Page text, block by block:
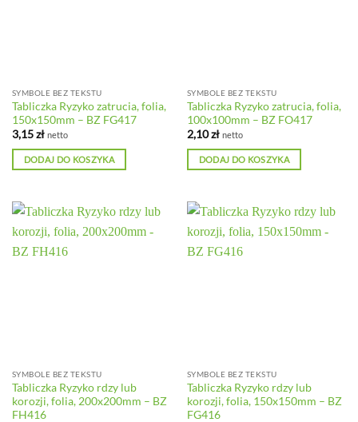
SYMBOLE BEZ TEKSTU
Tabliczka Ryzyko zatrucia, folia,
150x150mm – BZ FG417
3,15zł netto
DODAJ DO KOSZYKA
SYMBOLE BEZ TEKSTU
Tabliczka Ryzyko zatrucia, folia,
100x100mm – BZ FO417
2,10zł netto
DODAJ DO KOSZYKA
SYMBOLE BEZ TEKSTU
Tabliczka Ryzyko rdzy lub
korozji, folia, 200x200mm – BZ
FH416
SYMBOLE BEZ TEKSTU
Tabliczka Ryzyko rdzy lub
korozji, folia, 150x150mm – BZ
FG416